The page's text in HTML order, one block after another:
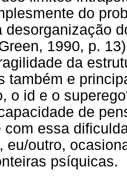
do
desorganização
1990, p.
da
também e
o id e o
de
com essa
eu/outro,
psíquicas.